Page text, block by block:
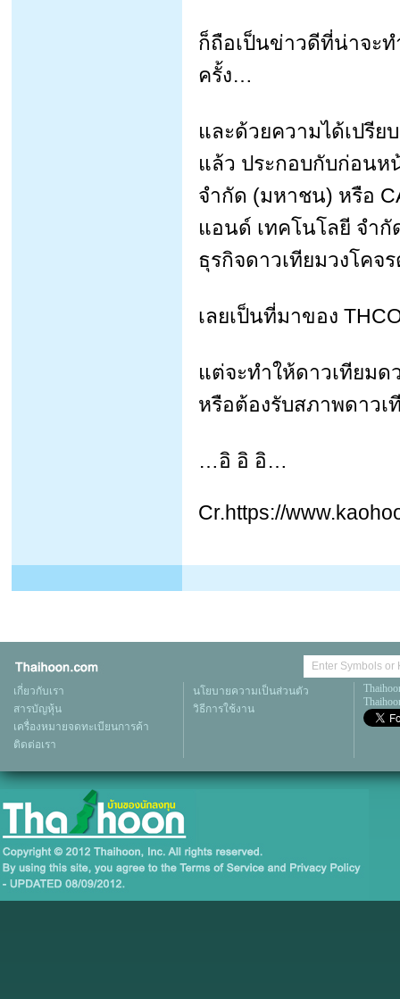
ก็ถือเป็นข่าวดีที่น่าจะ
ครั้ง…
และด้วยความได้เปรีย
แล้ว ประกอบกับก่อน
จำกัด (มหาชน) หรือ
แอนด์ เทคโนโลยี จำกั
ธุรกิจดาวเทียมวงโค
เลยเป็นที่มาของ
แต่จะทำให้ดาวเทียม
หรือต้องรับสภาพดาว
…อิ อิ อิ…
Cr.https://
เกี่ยวกับเรา
สารบัญหุ้น
เครื่องหมายจดทะเบียนการค้า
ติดต่อเรา
นโยบายความเป็นส่วนตัว
วิธีการใช้งาน